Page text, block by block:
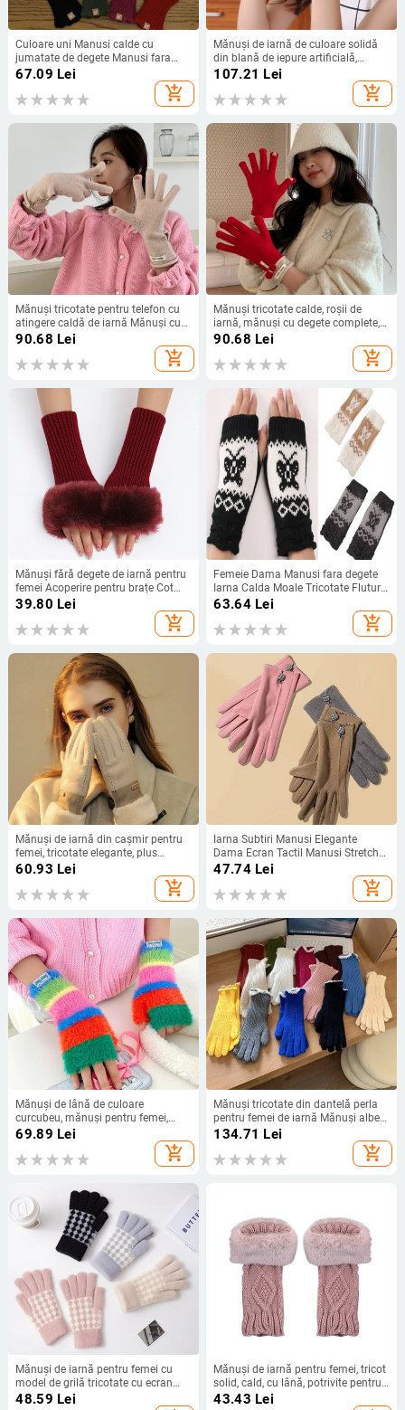
Culoare uni Manusi calde cu
jumatate de degete Manusi fara
degete jacquard solide Manusi de
iarna tricotate Manusi fara degete
pentru femei
67.09 Lei
add_shopping_cart
Mănuși de iarnă de culoare solidă
din blană de iepure artificială,
acoperire cu mâneci pentru braț,
încheietura mâinii, mănuși tricotate,
107.21 Lei
add_shopping_cart
Mănuși tricotate pentru telefon cu
atingere caldă de iarnă Mănuși cu
degete complete Mănuși de schi cu
ecran tactil Mănuși de lucru pentru
femei
90.68 Lei
add_shopping_cart
Mănuși tricotate calde, roșii de
iarnă, mănuși cu degete complete,
cu ecran tactil, pentru schi, mănuși
drăguțe cu arc, mănuși de lucru
pentru femei
90.68 Lei
add_shopping_cart
Mănuși fără degete de iarnă pentru
femei Acoperire pentru brațe Cot
mănuși cu blană pentru a menține
căldura tricotate cu jumătate de
deget, mânecă pentru încheietura
39.80 Lei
add_shopping_cart
Femeie Dama Manusi fara degete
Iarna Calda Moale Tricotate Fluture
Model Manusi ST026
63.64Lei
add_shopping_cart
Mănuși de iarnă din cașmir pentru
femei, tricotate elegante, plus
mănuși groase, mănuși cu ecran
60.93 Lei
add_shopping_cart
Iarna Subtiri Manusi Elegante
Dama Ecran Tactil Manusi Stretch
Culoare Solida Manusi Primavara
47.74Lei
add_shopping_cart
Mănuși de lână de culoare
curcubeu, mănuși pentru femei,
tricotate cu dungi croșetate, mănuși
cu jumătate de deget în aer liber,
mănuși calde pentru ciclism,
69.89 Lei
add_shopping_cart
Mănuși tricotate din dantelă perla
pentru femei de iarnă Mănuși albe
cu ecran tactil Mănuși de încălzire
rezistente la vânt mănuși îngroșate
Mănuși de schi pentru femei
134.71 Lei
add_shopping_cart
Mănuși de iarnă pentru femei cu
model de grilă tricotate cu ecran
tactil, caldă, termică, moale,
48.59 Lei
Mănuși de iarnă pentru femei, tricot
solid, cald, cu lână, potrivite pentru
conducere și mănuși pentru femei,
43.43 Lei